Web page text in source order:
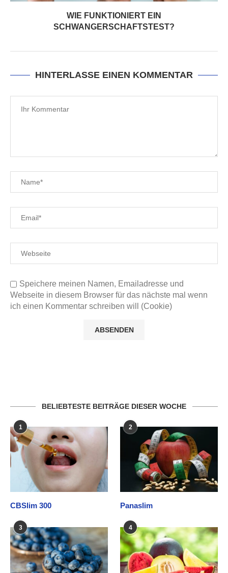
WIE FUNKTIONIERT EIN
SCHWANGERSCHAFTSTEST?
HINTERLASSE EINEN KOMMENTAR
Speichere meinen Namen, Emailadresse und
Webseite in diesem Browser für das nächste mal wenn
ich einen Kommentar schreiben will (Cookie)
BELIEBTESTE BEITRÄGE DIESER WOCHE
1
CBSlim 300
2
Panaslim
3 4